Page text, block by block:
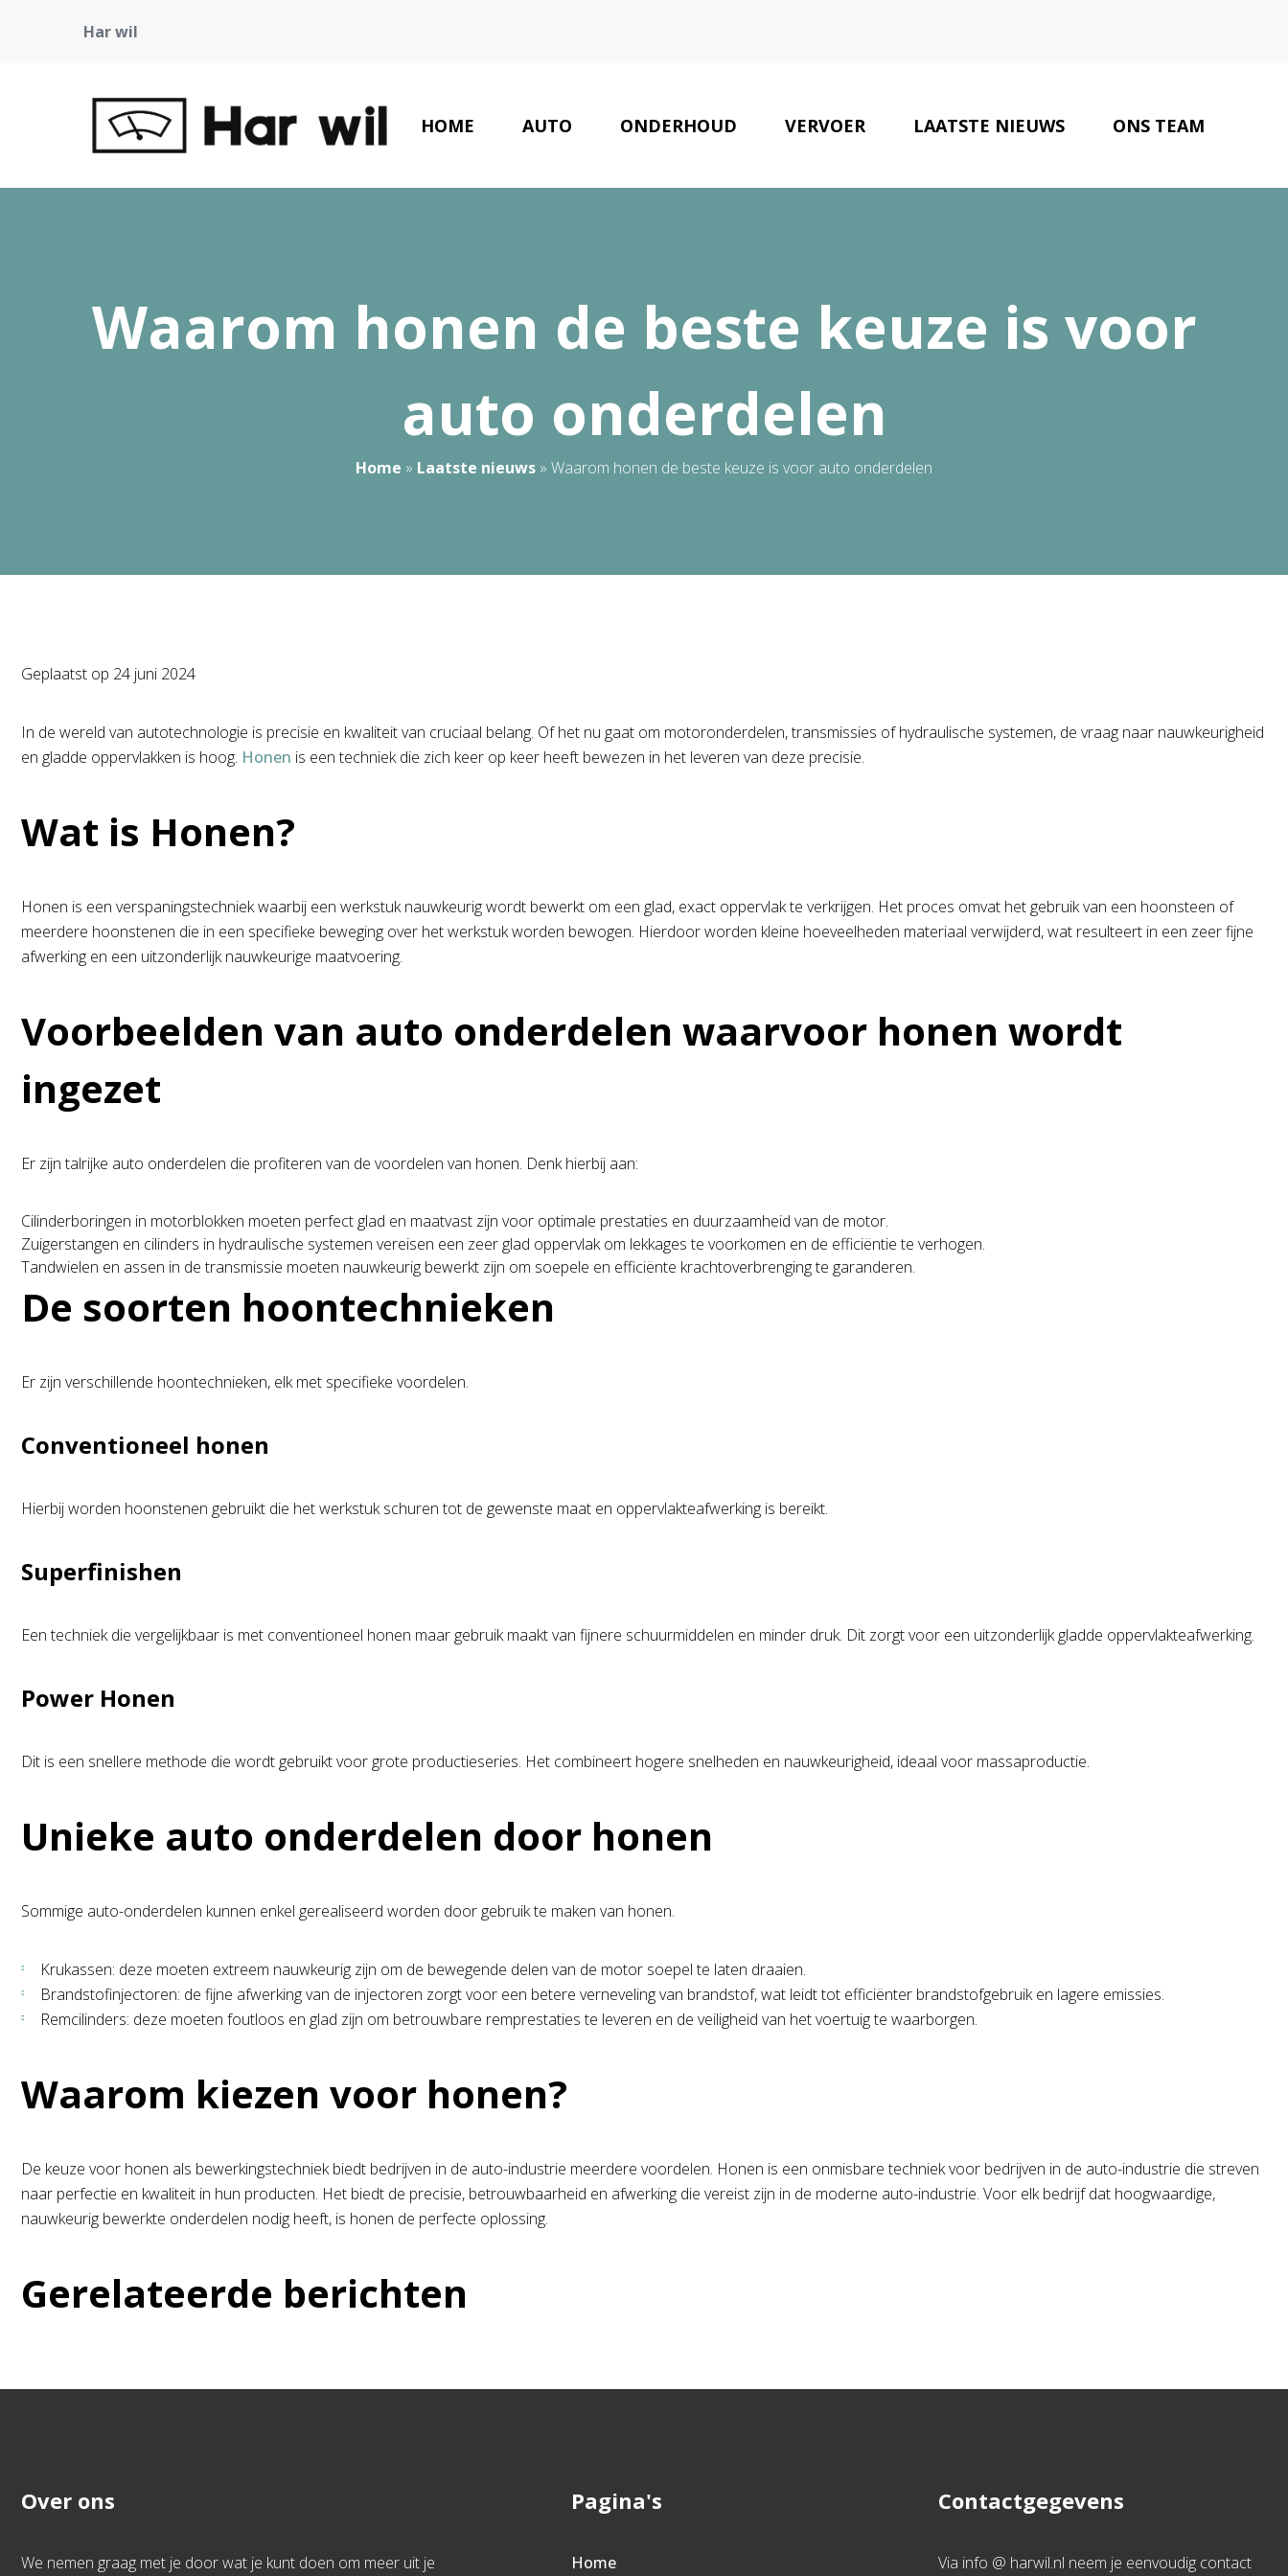
Har wil
HOME AUTO ONDERHOUD VERVOER LAATSTE NIEUWS ONS TEAM
Waarom honen de beste keuze is voor
auto onderdelen
Home » Laatste nieuws » Waarom honen de beste keuze is voor auto onderdelen
Geplaatst op 24 juni 2024
In de wereld van autotechnologie is precisie en kwaliteit van cruciaal belang. Of het nu gaat om motoronderdelen, transmissies of hydraulische systemen, de vraag naar nauwkeurigheid
en gladde oppervlakken is hoog. Honen is een techniek die zich keer op keer heeft bewezen in het leveren van deze precisie.
Wat is Honen?
Honen is een verspaningstechniek waarbij een werkstuk nauwkeurig wordt bewerkt om een glad, exact oppervlak te verkrijgen. Het proces omvat het gebruik van een hoonsteen of
meerdere hoonstenen die in een specifieke beweging over het werkstuk worden bewogen. Hierdoor worden kleine hoeveelheden materiaal verwijderd, wat resulteert in een zeer fijne
afwerking en een uitzonderlijk nauwkeurige maatvoering.
Voorbeelden van auto onderdelen waarvoor honen wordt
ingezet
Er zijn talrijke auto onderdelen die profiteren van de voordelen van honen. Denk hierbij aan:
Cilinderboringen in motorblokken moeten perfect glad en maatvast zijn voor optimale prestaties en duurzaamheid van de motor.
Zuigerstangen en cilinders in hydraulische systemen vereisen een zeer glad oppervlak om lekkages te voorkomen en de efficiëntie te verhogen.
Tandwielen en assen in de transmissie moeten nauwkeurig bewerkt zijn om soepele en efficiënte krachtoverbrenging te garanderen.
De soorten hoontechnieken
Er zijn verschillende hoontechnieken, elk met specifieke voordelen.
Conventioneel honen
Hierbij worden hoonstenen gebruikt die het werkstuk schuren tot de gewenste maat en oppervlakteafwerking is bereikt.
Superfinishen
Een techniek die vergelijkbaar is met conventioneel honen maar gebruik maakt van fijnere schuurmiddelen en minder druk. Dit zorgt voor een uitzonderlijk gladde oppervlakteafwerking.
Power Honen
Dit is een snellere methode die wordt gebruikt voor grote productieseries. Het combineert hogere snelheden en nauwkeurigheid, ideaal voor massaproductie.
Unieke auto onderdelen door honen
Sommige auto-onderdelen kunnen enkel gerealiseerd worden door gebruik te maken van honen.
Krukassen: deze moeten extreem nauwkeurig zijn om de bewegende delen van de motor soepel te laten draaien.
Brandstofinjectoren: de fijne afwerking van de injectoren zorgt voor een betere verneveling van brandstof, wat leidt tot efficiënter brandstofgebruik en lagere emissies.
Remcilinders: deze moeten foutloos en glad zijn om betrouwbare remprestaties te leveren en de veiligheid van het voertuig te waarborgen.
Waarom kiezen voor honen?
De keuze voor honen als bewerkingstechniek biedt bedrijven in de auto-industrie meerdere voordelen. Honen is een onmisbare techniek voor bedrijven in de auto-industrie die streven
naar perfectie en kwaliteit in hun producten. Het biedt de precisie, betrouwbaarheid en afwerking die vereist zijn in de moderne auto-industrie. Voor elk bedrijf dat hoogwaardige,
nauwkeurig bewerkte onderdelen nodig heeft, is honen de perfecte oplossing.
Gerelateerde berichten
Over ons
We nemen graag met je door wat je kunt doen om meer uit je
Pagina's
Home
Contactgegevens
Via info @ harwil.nl neem je eenvoudig contact